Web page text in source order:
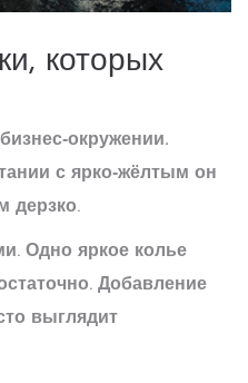
которых
с ярко‑жёлтым он
дерзко.
Одно яркое колье
Добавление
выглядит